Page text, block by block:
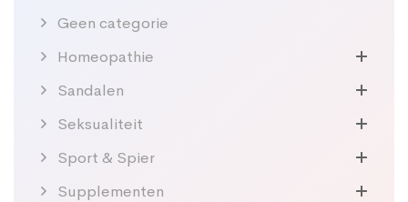
Geen categorie
Homeopathie
Sandalen
Seksualiteit
Sport & Spier
Supplementen